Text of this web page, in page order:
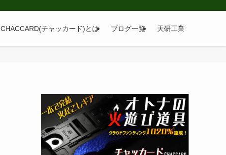
CHACCARD(チャッカード)とは ブログ一覧 天研工業